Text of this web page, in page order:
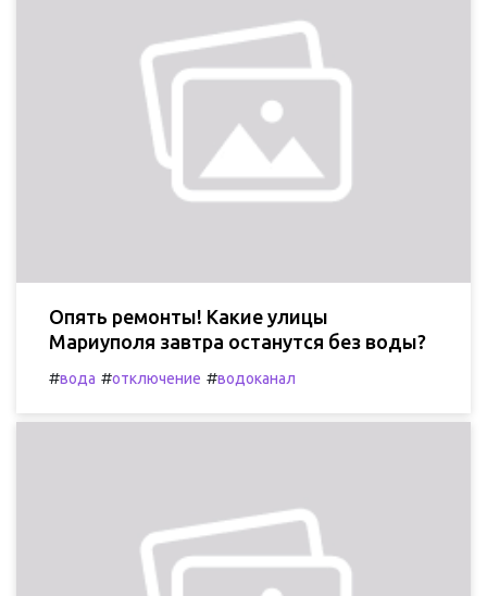
Опять ремонты! Какие улицы
Мариуполя завтра останутся без воды?
#вода #отключение #водоканал